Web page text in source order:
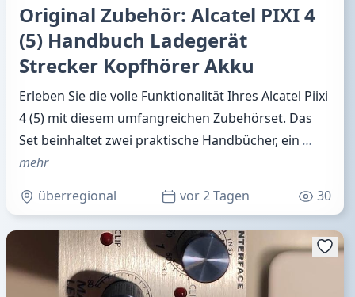
Original Zubehör: Alcatel PIXI 4
(5) Handbuch Ladegerät
Strecker Kopfhörer Akku
Erleben Sie die volle Funktionalität Ihres Alcatel Piixi
4 (5) mit diesem umfangreichen Zubehörset. Das
Set beinhaltet zwei praktische Handbücher, ein …
mehr
überregional
vor 2 Tagen 30